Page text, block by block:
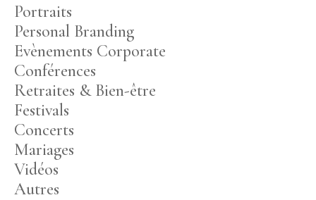
Portraits
Personal Branding
Evènements Corporate
Conférences
Retraites & Bien-être
Festivals
Concerts
Mariages
Vidéos
Autres